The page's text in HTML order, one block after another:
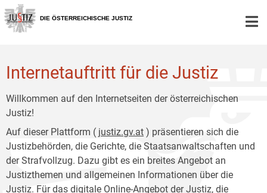
Zur
Hauptnavigation
[1]
Zum
Inhalt
[2]
DIE ÖSTERREICHISCHE JUSTIZ
Internetauftritt für die Justiz
Willkommen auf den Internetseiten der österreichischen
Justiz!
Auf dieser Plattform ( justiz.gv.at ) präsentieren sich die
Justizbehörden, die Gerichte, die Staatsanwaltschaften und
der Strafvollzug. Dazu gibt es ein breites Angebot an
Justizthemen und allgemeinen Informationen über die
Justiz. Für das digitale Online-Angebot der Justiz, die